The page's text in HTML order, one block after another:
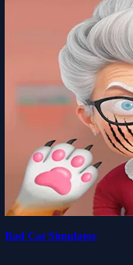
Bad Cat Simulator